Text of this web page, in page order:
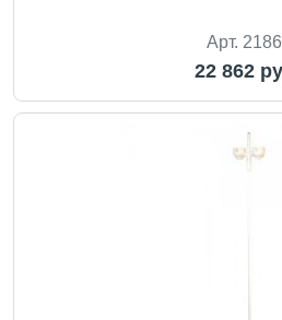
Арт. 2186
22 862